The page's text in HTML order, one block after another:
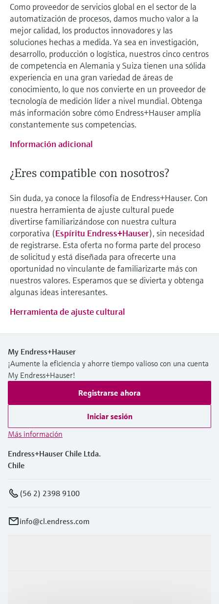
Como proveedor de servicios global en el sector de la
automatización de procesos, damos mucho valor a la
mejor calidad, los productos innovadores y las
soluciones hechas a medida. Ya sea en investigación,
desarrollo, producción o logística, nuestros cinco centros
de competencia en Alemania y Suiza tienen una sólida
experiencia en una gran variedad de áreas de
conocimiento, lo que nos convierte en un proveedor de
tecnología de medición líder a nivel mundial. Obtenga
más información sobre cómo Endress+Hauser amplía
constantemente sus competencias.
Información adicional
¿Eres compatible con nosotros?
Sin duda, ya conoce la filosofía de Endress+Hauser. Con
nuestra herramienta de ajuste cultural puede
divertirse familiarizándose con nuestra cultura
corporativa (Espíritu Endress+Hauser), sin necesidad
de registrarse. Esta oferta no forma parte del proceso
de solicitud y está diseñada para ofrecerte una
oportunidad no vinculante de familiarizarte más con
nuestros valores. Esperamos que se divierta y obtenga
algunas ideas interesantes.
Herramienta de ajuste cultural
My Endress+Hauser
¡Aumente la eficiencia y ahorre tiempo valioso con una cuenta
My Endress+Hauser!
Registrarse ahora
Iniciar sesión
Más información
Endress+Hauser Chile Ltda.
Chile
(56 2) 2398 9100
info@cl.endress.com